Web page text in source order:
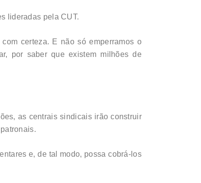
lideradas pela CUT.
certeza. E não só emperramos o
por saber que existem milhões de
as centrais sindicais irão construir
e, de tal modo, possa cobrá-los